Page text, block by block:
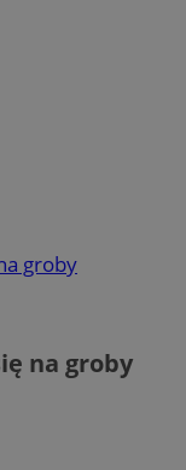
groby
na groby